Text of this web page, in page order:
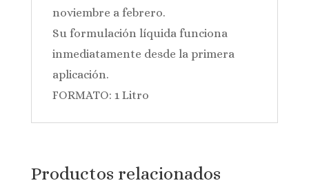
noviembre a febrero.
Su formulación líquida funciona
inmediatamente desde la primera
aplicación.
FORMATO: 1 Litro
Productos relacionados